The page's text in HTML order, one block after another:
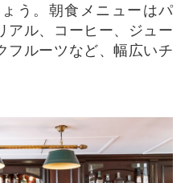
う。朝食メニューはパ
アル、コーヒー、ジュー
フルーツなど、幅広いチ